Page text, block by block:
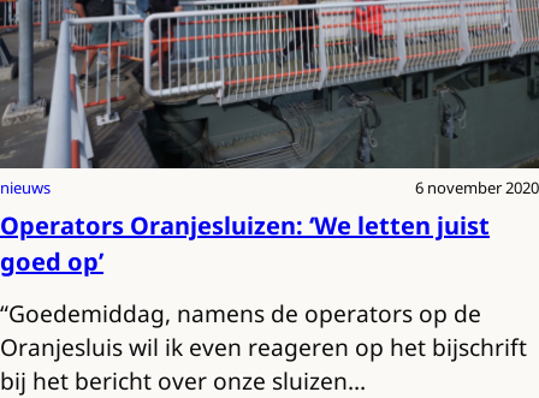
nieuws 6 november 2020
Operators Oranjesluizen: ‘We letten juist
goed op’
“Goedemiddag, namens de operators op de
Oranjesluis wil ik even reageren op het bijschrift
bij het bericht over onze sluizen…